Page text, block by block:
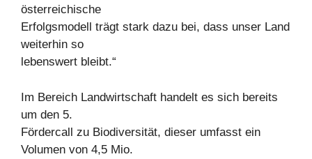
österreichische
Erfolgsmodell trägt stark dazu bei, dass unser Land
weiterhin so
lebenswert bleibt.“
Im Bereich Landwirtschaft handelt es sich bereits
um den 5.
Fördercall zu Biodiversität, dieser umfasst ein
Volumen von 4,5 Mio.